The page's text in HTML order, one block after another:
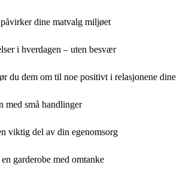
dine matvalg miljøet
i hverdagen – uten besvær
du dem om til noe positivt i relasjonene dine
med små handlinger
viktig del av din egenomsorg
garderobe med omtanke